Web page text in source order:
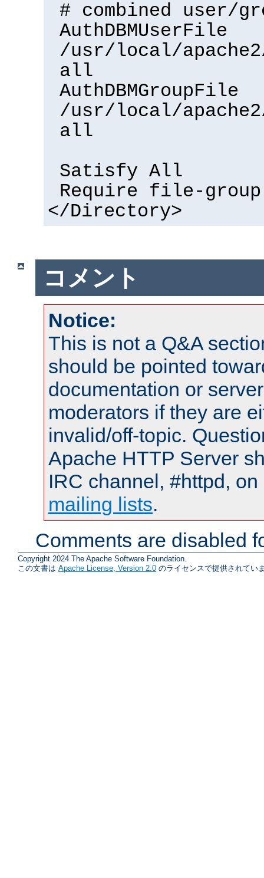
# combined user/
AuthDBMUserFile
/usr/local/
all
AuthDBMGroupFile
/usr/local/
all
Satisfy All
Require file-group
</Directory>
コメント
Notice:
This is not a Q&A
should be pointed
documentation or
moderators if they are
invalid/off-topic.
Apache HTTP Server
IRC channel, #httpd,
mailing lists.
Comments are disabled
Copyright 2024 The Apache Software Foundation.
この文書は Apache License, Version 2.0 のライセンスで提供されてい